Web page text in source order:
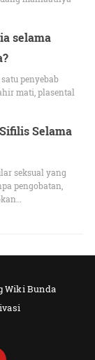
selama
penyebab
mati, plasental
Selama
seksual yang
pengobatan,
Wiki Bunda